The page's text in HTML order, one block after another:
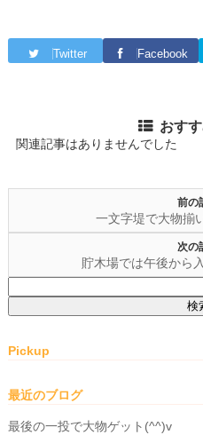
Twitter Facebook
おすす
関連記事はありませんでした
前の
一文字堤で大物揃
次の
貯木場では午後から
索:
Pickup
最近のブログ
最後の一投で大物ゲット(^^)v